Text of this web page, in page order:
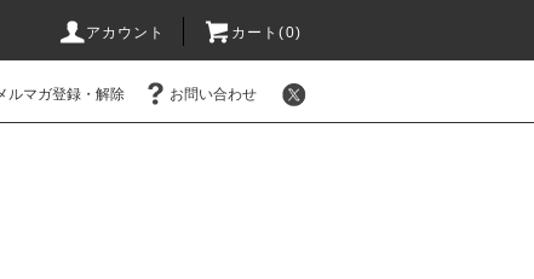
アカウント カート(0)
ルマガ登録・解除 お問い合わせ